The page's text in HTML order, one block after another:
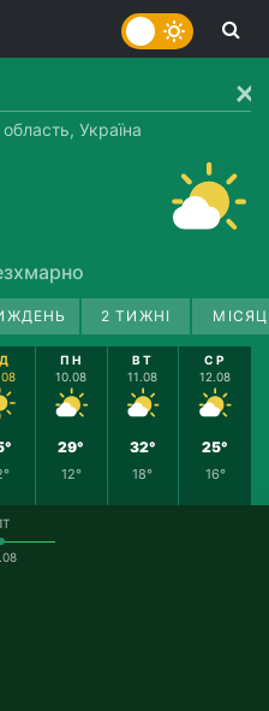
Україна
2 ТИЖНІ
ПН
10.08
29°
12°
ВТ
11.08
32°
18°
СР
12.08
25°
16°